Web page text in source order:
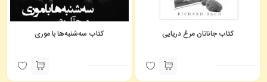
کتاب جاناتان مرغ دریایی کتاب سه‌شنبه‌ها با موری